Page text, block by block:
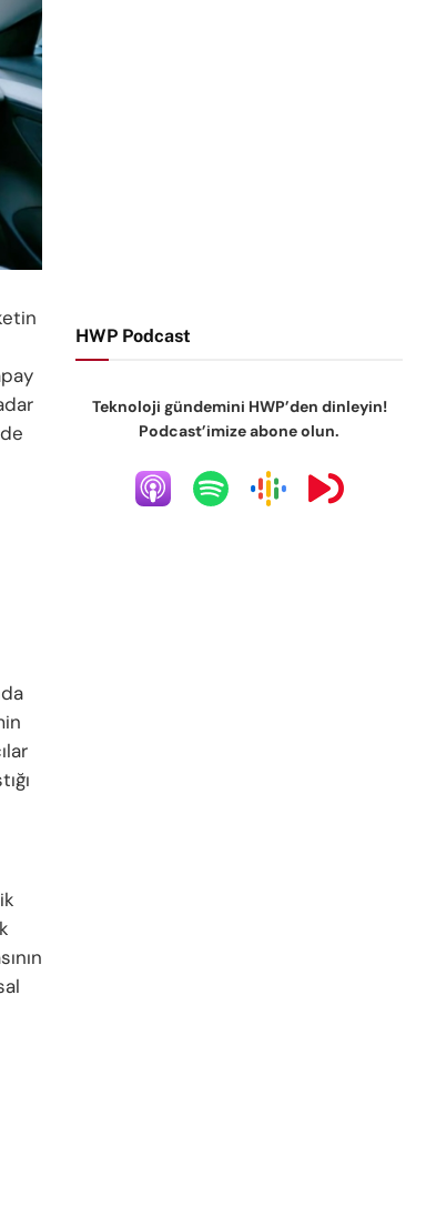
HWP Podcast
Teknoloji gündemini HWP’den dinleyin!
Podcast’imize abone olun.